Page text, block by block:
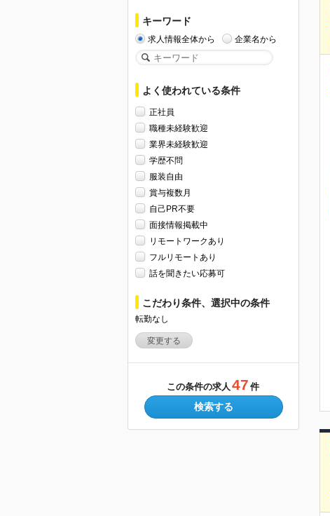
キーワード
求人情報全体から 企業名から
よく使われている条件
正社員
職種未経験歓迎
業界未経験歓迎
学歴不問
服装自由
賞与複数月
自己PR不要
面接情報掲載中
リモートワークあり
フルリモートあり
話を聞きたい応募可
こだわり条件、選択中の条件
転勤なし
変更する
この条件の求人 47 件
検索する